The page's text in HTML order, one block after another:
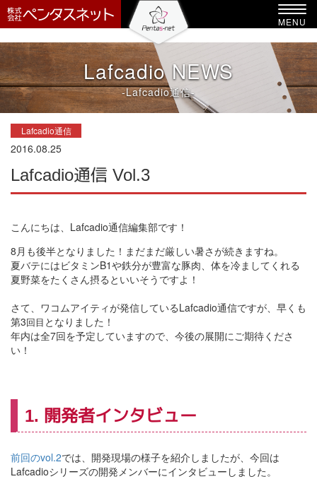
-->
MENU
Lafcadio NEWS
-Lafcadio通信-
Lafcadio通信
2016.08.25
Lafcadio通信 Vol.3
こんにちは、Lafcadio通信編集部です！
8月も後半となりました！まだまだ厳しい暑さが続きますね。
夏バテにはビタミンB1や鉄分が豊富な豚肉、体を冷ましてくれる
夏野菜をたくさん摂るといいそうですよ！
さて、ワコムアイティが発信しているLafcadio通信ですが、早くも
第3回目 となりました！
年内は全7回を予定していますので、今後の展開にご期待くださ
い！
1. 開発者インタビュー
前回のvol.2では、開発現場の様子を紹介しましたが、今回は
Lafcadioシリーズの開発メンバーにインタビューしました。